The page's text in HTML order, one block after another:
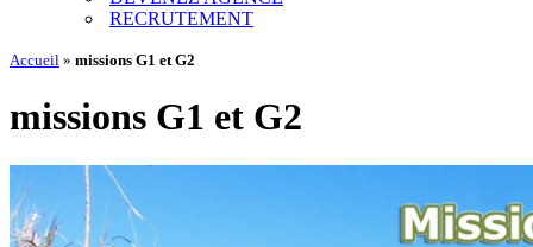
RECRUTEMENT
Accueil » missions G1 et G2
missions G1 et G2